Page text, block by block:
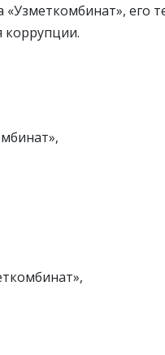
его
коррупции.